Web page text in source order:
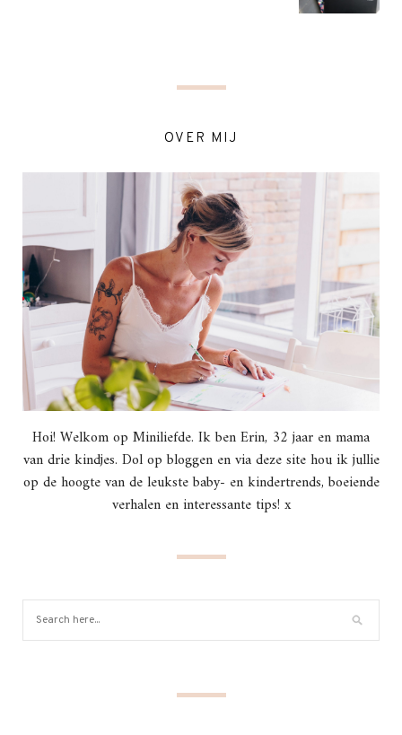
OVER MIJ
Hoi! Welkom op Miniliefde. Ik ben Erin, 32 jaar en mama
van drie kindjes. Dol op bloggen en via deze site hou ik jullie
op de hoogte van de leukste baby- en kindertrends, boeiende
verhalen en interessante tips! x